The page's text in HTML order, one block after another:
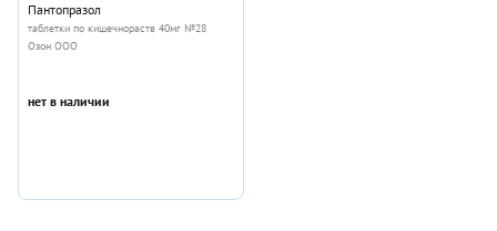
Пантопразол
таблетки по кишечнораств 40мг №28
Озон ООО
нет в наличии